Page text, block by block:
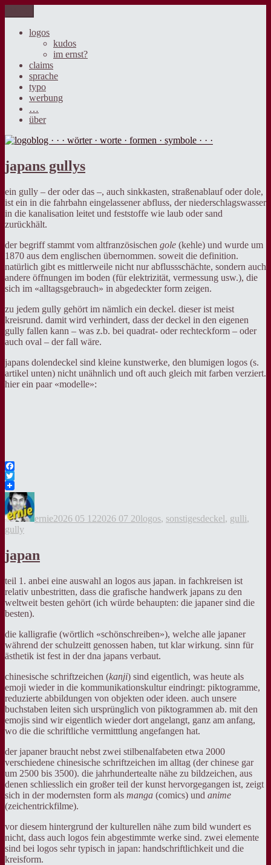
Inhalt
springen
logoblog · · · wörter · worte ·
formen · symbole · · ·
der blog über sprache, design und werbung.
logos
kudos
im ernst?
claims
sprache
typo
werbung
…
über
japans gullys
ein gully – der oder das –, auch sinkkasten, straßenablauf oder dole,
ist ein in die fahrbahn eingelassener abfluss, der niederschlagswasser
in die kanalisation leitet und feststoffe wie laub oder sand
zurückhält.
der begriff stammt vom altfranzösischen gole (kehle) und wurde um
1870 aus dem englischen übernommen. soweit die definition.
natürlich gibt es mittlerweile nicht nur abflussschächte, sondern auch
andere öffnungen im boden (für elektrizität, vermessung usw.), die
sich im «alltagsgebrauch» in abgedeckter form zeigen.
zu jedem gully gehört im nämlich ein deckel. dieser ist meist
kreisrund. damit wird verhindert, dass der deckel in den eigenen
gully fallen kann – was z.b. bei quadrat- oder rechteckform – oder
auch oval – der fall wäre.
japans dolendeckel sind kleine kunstwerke, den blumigen logos (s.
artikel unten) nicht unähnlich und oft auch gleich mit farben verziert.
hier ein paar «modelle»:
Facebook
Twitter
ernie2026 05 122026 07 20logos, sonstigesdeckel, gulli,
gully
japan
teil 1. anbei eine auswahl an logos aus japan. in fachkreisen ist
relativ unbestritten, dass die grafische handwerk japans zu den
weltweit besten gehört (ich würde behaupten: die japaner sind die
besten).
die kalligrafie (wörtlich «schönschreiben»), welche alle japaner
während der schulzeitt genossen haben, tut klar wirkung. sinn für
ästhetik ist fest in der dna japans verbaut.
chinesische schriftzeichen (kanji) sind eigentlich, was heute als
emoji wieder in die kommunikationskultur eindringt: piktogramme,
reduzierte abbildungen von objekten oder ideen. auch unsere
buchstaben leiten sich ursprünglich von piktogrammen ab. mit den
emojis sind wir eigentlich wieder dort angelangt, ganz am anfang,
wo die die schriftliche vermitttlung angefangen hat.
der japaner braucht nebst zwei stilbenalfabeten etwa 2000
verschiedene chinesische schriftzeichen im alltag (der chinese gar
um 2500 bis 3500). die jahrhundertealte nähe zu bildzeichen, aus
denen schliesslich ein großer teil der kunst hervorgegangen ist, zeigt
sich in der modernsten form als manga (comics) und anime
(zeichentrickfilme).
vor diesem hintergrund der kulturellen nähe zum bild wundert es
nicht, dass auch logos fein abgestimmte werke sind. zwei elemente
sind bei logos sehr typisch in japan: handschriftlichkeit und die
kreisform.